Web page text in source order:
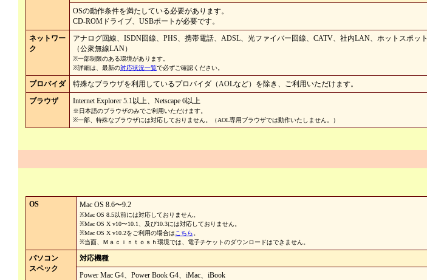
OSの動作条件を満たしている必要があります。
CD-ROMドライブ、USBポートが必要です。
ネットワー
ク
アナログ回線、ISDN回線、PHS、携帯電話、ADSL、光ファイバー回線、CATV、社内LAN、ホットスポット
（公衆無線LAN）
※一部制限のある環境があります。
※詳細は、最新の対応状況一覧で必ずご確認ください。
プロバイダ
特殊なブラウザを利用しているプロバイダ（AOLなど）を除き、ご利用いただけます。
ブラウザ
Internet Explorer 5.1以上、Netscape 6以上
※日本語のブラウザのみでご利用いただけます。
※一部、特殊なブラウザには対応しておりません。（AOL専用ブラウザでは動作いたしません。）
OS Mac OS 8.6〜9.2
※Mac OS 8.5以前には対応しておりません。
※Mac OS X v10〜10.1、及び10.3には対応しておりません。
※Mac OS X v10.2をご利用の場合は こちら
※当面、Ｍａｃｉｎｔｏｓｈ環境では、電子チケットのダウンロードはできません。
パソコン
スペック
対応機種
Power Mac G4、Power Book G4、iMac、iBook